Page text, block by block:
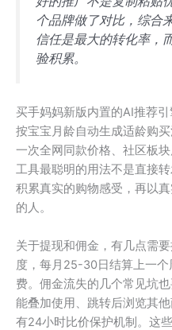
个品牌做了对比，综合
信任是最大的转化率，
验积累。
买手妈妈新版内置的AI推荐
按宝宝月龄自动生成适龄购
一次全网同款价格、社区板
工具最聪明的用法不是直接
积累真实的购物感受，再以
的人。
关于提现和佣金，有几点需
度，每月25-30日结算上一
费。佣金流失的几个常见坑
能叠加使用、跳转后浏览其
有24小时比价保护机制。这